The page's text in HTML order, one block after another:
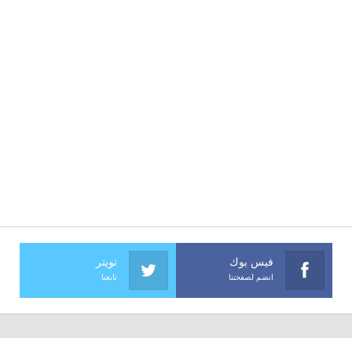
فيس بوك
انضم لصفحتنا
تويتر
تابعنا